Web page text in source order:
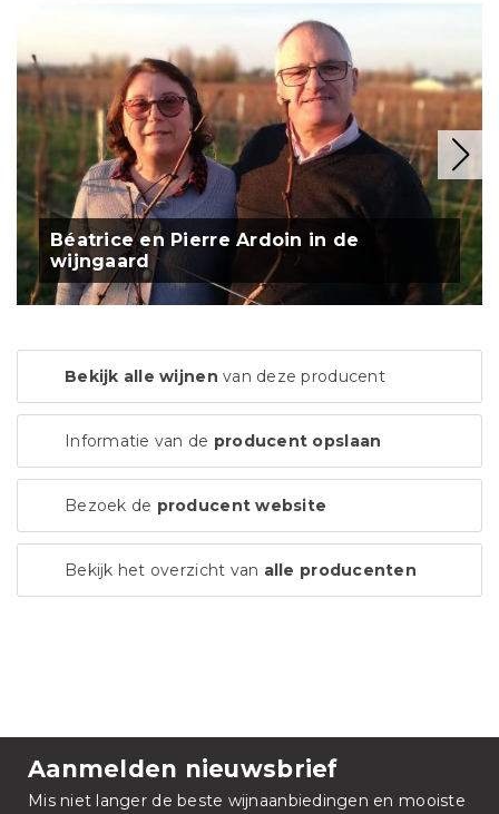
Béatrice en Pierre Ardoin in de
wijngaard
Bekijk alle wijnen van deze producent
Informatie van de producent opslaan
Bezoek de producent website
Bekijk het overzicht van alle producenten
Aanmelden nieuwsbrief
Mis niet langer de beste wijnaanbiedingen en mooiste